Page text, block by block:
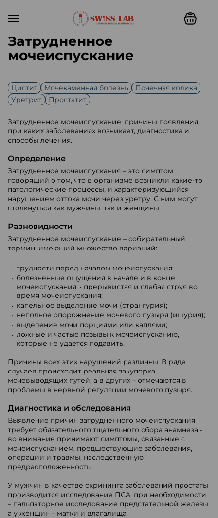
Затрудненное
мочеиспускание
Цистит Мочекаменная болезнь
Почечная колика
Уретрит
Простатит
Затрудненное мочеиспускание: причины появления,
при каких заболеваниях возникает, диагностика и
способы лечения.
Определение
Затрудненное мочеиспускания – это симптом,
говорящий о том, что в организме возникли какие-то
патологические процессы, и характеризующийся
нарушением оттока мочи через уретру. С ним могут
столкнуться как мужчины, так и женщины.
Разновидности
Затрудненное мочеиспускание – собирательный
термин, имеющий множество вариаций:
трудности перед началом мочеиспускания;
болезненные ощущения в начале и в конце
мочеиспускания; • прерывистая и слабая струя во
время мочеиспускания;
капельное выделение мочи (странгурия);
неполное опорожнение мочевого пузыря (ишурия);
выделение мочи порциями или каплями;
ложные и частые позывы к мочеиспусканию,
которые не удается подавить.
Причины всех этих нарушений различны. В ряде
случаев происходит реальная закупорка
мочевыводящих путей, а в других – отмечаются в
проблемы в нервной регуляции мочевого пузыря.
Диагностика и обследования
Выявление причин затрудненного мочеиспускания
требует обязательного тщательного сбора анамнеза -
во внимание принимают симптомы, связанные с
мочеиспусканием, предшествующие заболевания,
операции и травмы, наследственную
предрасположенность.
У мужчин в качестве скрининга заболеваний простаты
производится исследование ПСА, при необходимости
– пальпаторное исследование предстательной железы,
а у женщин – матки и влагалища.